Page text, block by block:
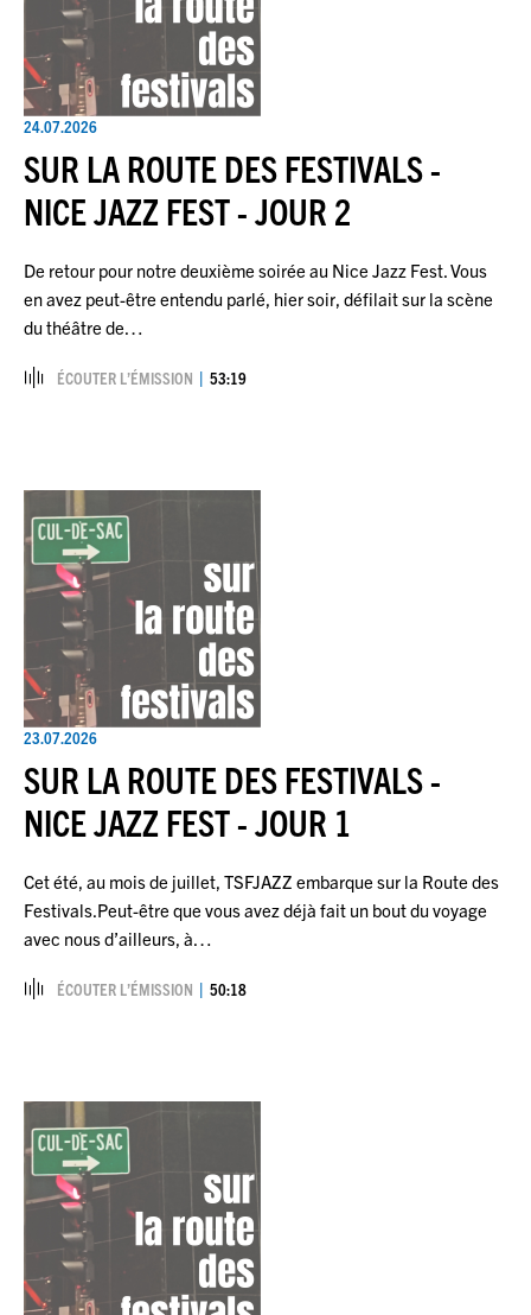
24.07.2026
SUR LA ROUTE DES FESTIVALS -
NICE JAZZ FEST - JOUR 2
De retour pour notre deuxième soirée au Nice Jazz Fest. Vous
en avez peut-être entendu parlé, hier soir, défilait sur la scène
du théâtre de…
ÉCOUTER L’ÉMISSION 53:19
23.07.2026
SUR LA ROUTE DES FESTIVALS -
NICE JAZZ FEST - JOUR 1
Cet été, au mois de juillet, TSFJAZZ embarque sur la Route des
Festivals.Peut-être que vous avez déjà fait un bout du voyage
avec nous d’ailleurs, à…
ÉCOUTER L’ÉMISSION 50:18